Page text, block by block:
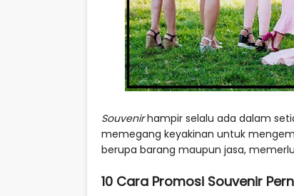
Souvenirhampir selalu ada dalam
memegang keyakinan untuk
berupa barang maupun jasa,
10 Cara Promosi Souvenir